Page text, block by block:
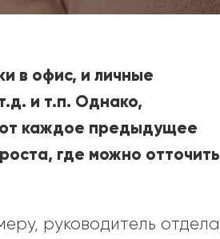
в офис, и личные
и т.п. Однако,
каждое предыдущее
где можно отточить
руководитель отдела